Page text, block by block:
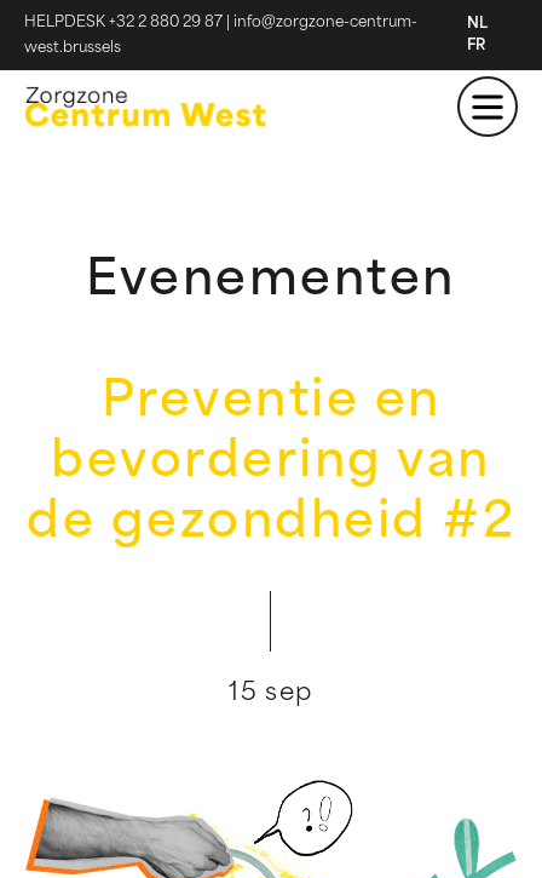
HELPDESK +32 2 880 29 87
info@zorgzone-centrum-
west.brussels
NL
FR
Evenementen
Preventie en
bevordering van
de gezondheid #2
15 sep